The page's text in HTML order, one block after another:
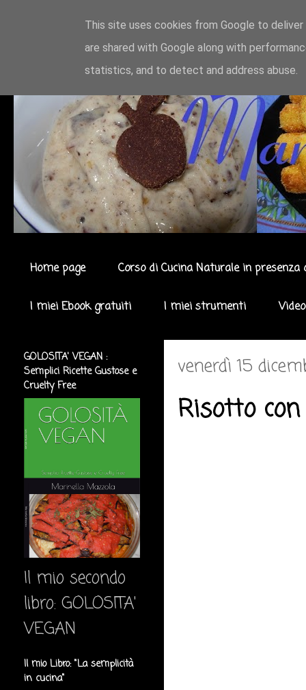
Home page Corso di Cucina Naturale in presenza
I miei Ebook gratuiti I miei strumenti
venerdì 15
Risotto
GOLOSITA' VEGAN :
Semplici Ricette Gustose e
Cruelty Free
Il mio secondo
libro: GOLOSITA'
VEGAN
Il mio Libro: "La semplicità
in cucina"
This site uses cookies from Google to
are shared with Google along with
statistics, and to detect and address abuse.